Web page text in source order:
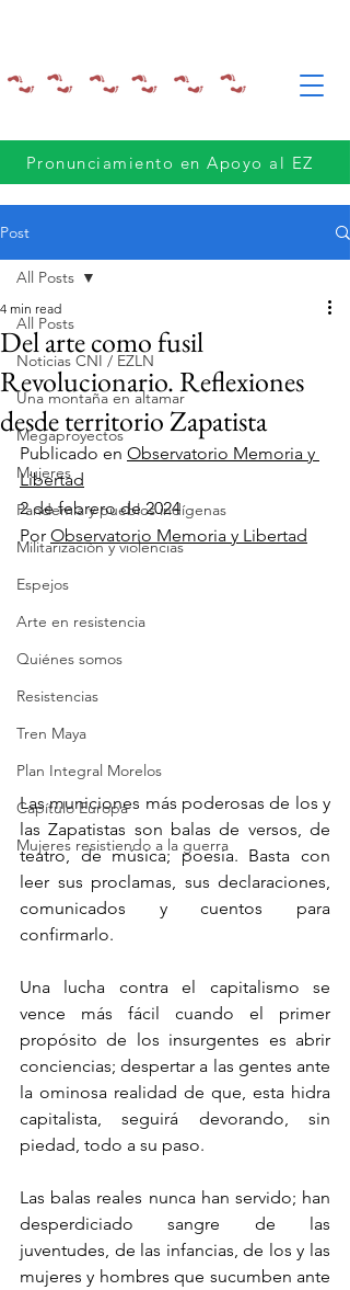
Pronunciamiento en Apoyo al EZ
Post
All Posts
Noticias CNI / EZLN
Una montaña en altamar
Megaproyectos
Mujeres
Pandemia y pueblos indígenas
Militarización y violencias
Espejos
Arte en resistencia
Quiénes somos
Resistencias
Tren Maya
Plan Integral Morelos
Capítulo Europa
Mujeres resistiendo a la guerra
All Posts
Del arte como fusil
Revolucionario. Reflexiones
desde territorio Zapatista
4 min read
Publicado en Observatorio Memoria y
Libertad
2 de febrero de 2024
Por Observatorio Memoria y Libertad
Las municiones más poderosas de los y
las Zapatistas son balas de versos, de
teatro, de música; poesía. Basta con
leer sus proclamas, sus declaraciones,
comunicados y cuentos para
confirmarlo.
Una lucha contra el capitalismo se
vence más fácil cuando el primer
propósito de los insurgentes es abrir
conciencias; despertar a las gentes ante
la ominosa realidad de que, esta hidra
capitalista, seguirá devorando, sin
piedad, todo a su paso.
Las balas reales nunca han servido; han
desperdiciado sangre de las
juventudes, de las infancias, de los y las
mujeres y hombres que sucumben ante